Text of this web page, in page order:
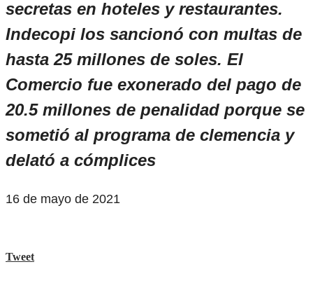
secretas en hoteles y restaurantes.
Indecopi los sancionó con multas de
hasta 25 millones de soles. El
Comercio fue exonerado del pago de
20.5 millones de penalidad porque se
sometió al programa de clemencia y
delató a cómplices
16 de mayo de 2021
Tweet